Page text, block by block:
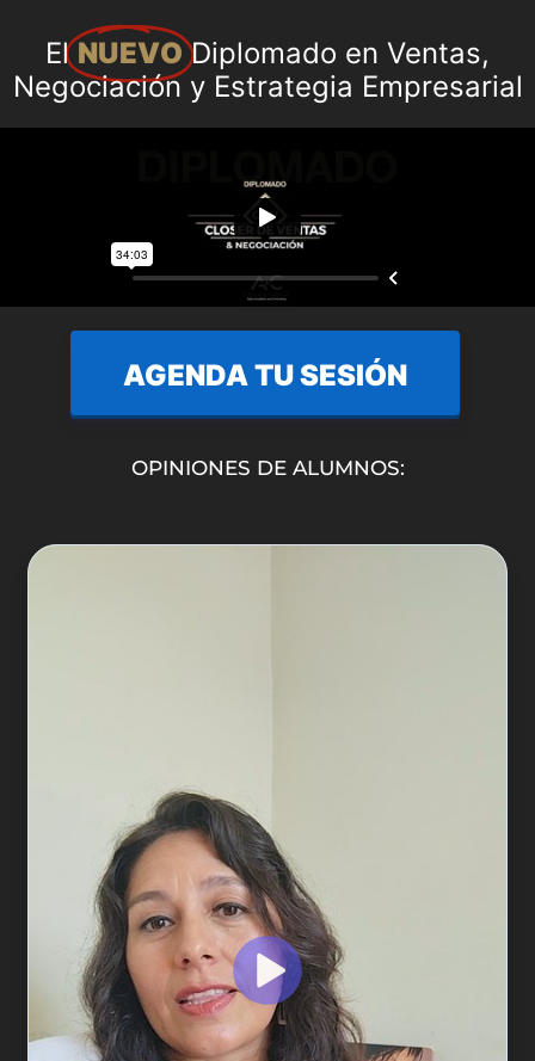
El NUEVO Diplomado en Ventas,
Negociación y Estrategia Empresarial
AGENDA TU SESIÓN
OPINIONES DE ALUMNOS: